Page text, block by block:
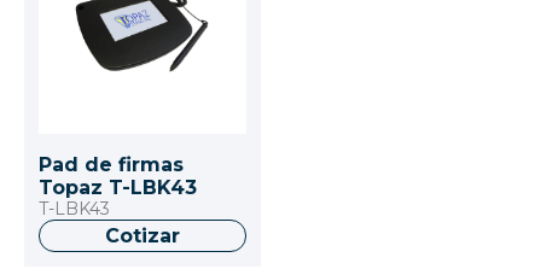
Pad de firmas
Topaz T-LBK43
T-LBK43
Cotizar